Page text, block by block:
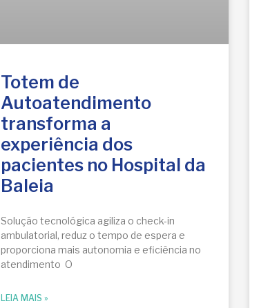
Totem de
Autoatendimento
transforma a
experiência dos
pacientes no Hospital da
Baleia
Solução tecnológica agiliza o check-in
ambulatorial, reduz o tempo de espera e
proporciona mais autonomia e eficiência no
atendimento O
LEIA MAIS »